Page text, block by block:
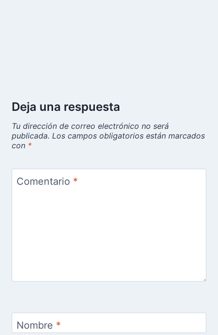
Deja una respuesta
Tu dirección de correo electrónico no será
publicada. Los campos obligatorios están marcados
con *
Comentario *
Nombre *